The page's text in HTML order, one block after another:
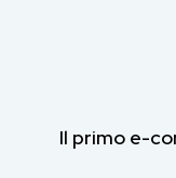
Il primo e-